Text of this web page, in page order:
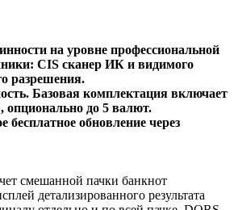
на уровне профессиональной
CIS сканер ИК и видимого
разрешения.
Базовая комплектация включает
опционально до 5 валют.
бесплатное обновление через
смешанной пачки банкнот
детализированного результата